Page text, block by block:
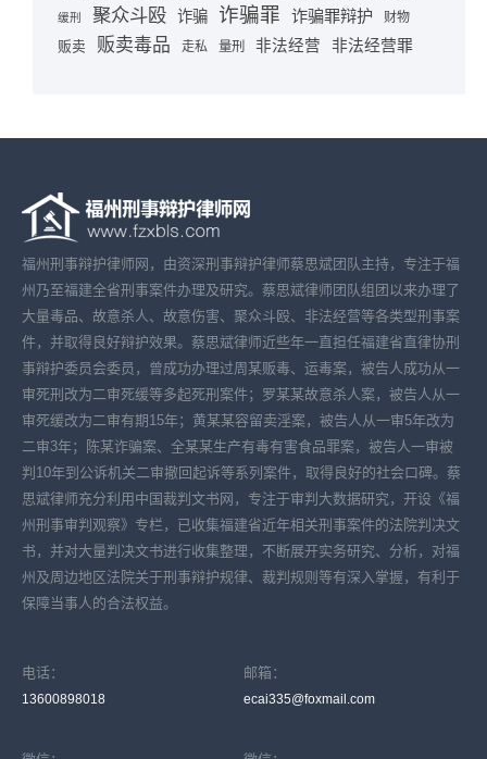
缓刑 聚众斗殴 诈骗 诈骗罪 诈骗罪辩护 财物
贩卖 贩卖毒品 走私 量刑 非法经营 非法经营罪
福州刑事辩护律师网，由资深刑事辩护律师蔡思斌团队主持，专注于福
州乃至福建全省刑事案件办理及研究。蔡思斌律师团队组团以来办理了
大量毒品、故意杀人、故意伤害、聚众斗殴、非法经营等各类型刑事案
件，并取得良好辩护效果。蔡思斌律师近些年一直担任福建省直律协刑
事辩护委员会委员，曾成功办理过周某贩毒、运毒案，被告人成功从一
审死刑改为二审死缓等多起死刑案件；罗某某故意杀人案，被告人从一
审死缓改为二审有期15年；黄某某容留卖淫案，被告人从一审5年改为
二审3年；陈某诈骗案、全某某生产有毒有害食品罪案，被告人一审被
判10年到公诉机关二审撤回起诉等系列案件，取得良好的社会口碑。蔡
思斌律师充分利用中国裁判文书网，专注于审判大数据研究，开设《福
州刑事审判观察》专栏，已收集福建省近年相关刑事案件的法院判决文
书，并对大量判决文书进行收集整理，不断展开实务研究、分析，对福
州及周边地区法院关于刑事辩护规律、裁判规则等有深入掌握，有利于
保障当事人的合法权益。
电话：
13600898018
邮箱：
ecai335@foxmail.com